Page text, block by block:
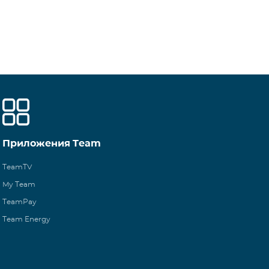
Приложения Team
TeamTV
My Team
TeamPay
Team Energy